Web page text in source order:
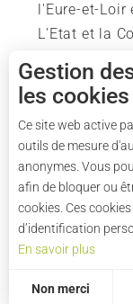
l'Eure-et-
L'Etat et la
soutiennent
Comment
Gestion
les cookies
Ce site web active
outils de mesure
anonymes. Vous
afin de bloquer ou
cookies. Ces
d’identification
En savoir plus
Non merci